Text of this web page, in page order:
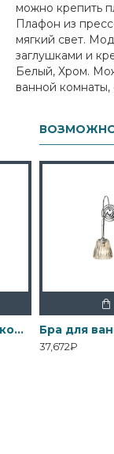
можно крепить
Плафон из
мягкий свет.
заглушками и
Белый, Хром.
ванной
Бра для ванных комнат BATH-DEMELZA-BB Elstead, арт. BATH-DEMELZA-BB
37,672₽